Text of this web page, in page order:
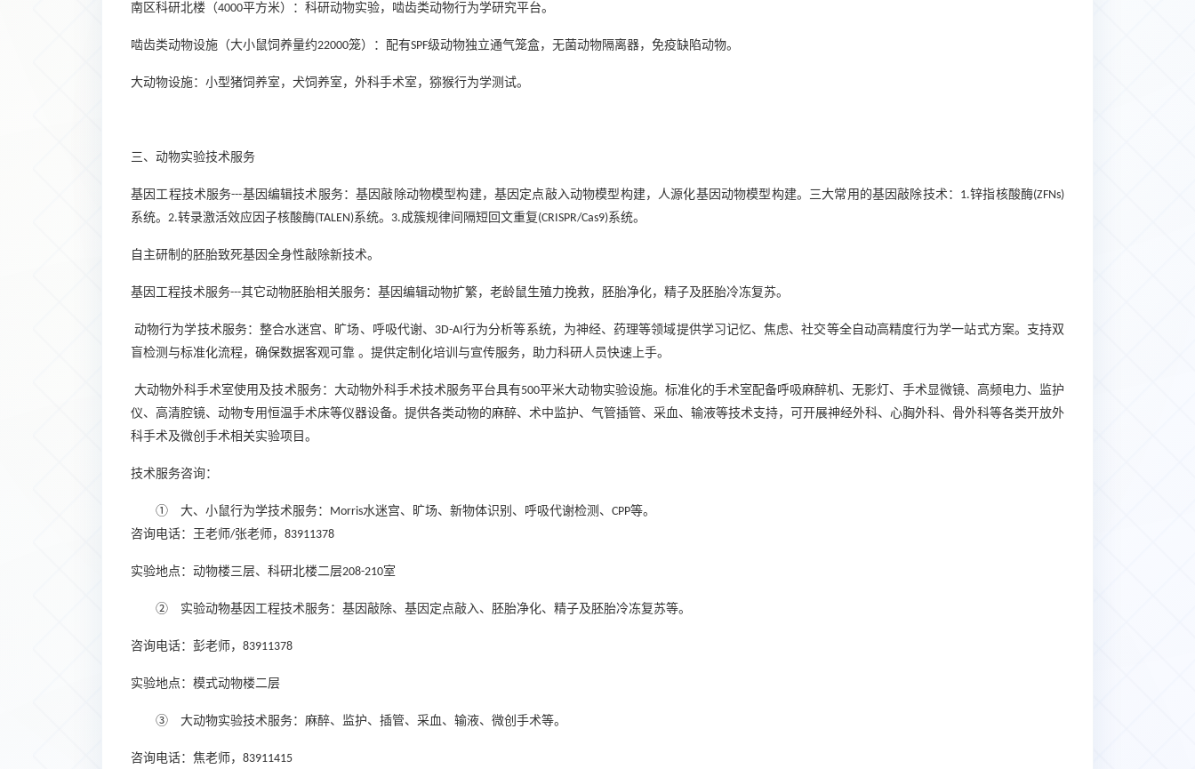
南区科研北楼（4000平方米）：科研动物实验，啮齿类动物行为学研究平台。
啮齿类动物设施（大小鼠饲养量约22000笼）：配有SPF级动物独立通气笼盒，无菌动物隔离器，免疫缺陷动物。
大动物设施：小型猪饲养室，犬饲养室，外科手术室，猕猴行为学测试。
三、动物实验技术服务
基因工程技术服务---基因编辑技术服务：基因敲除动物模型构建，基因定点敲入动物模型构建，人源化基因动物模型构建。三大常用的基因敲除技术： 1.锌指核酸酶(ZFNs)
系统。 2.转录激活效应因子核酸酶(TALEN)系统。 3.成簇规律间隔短回文重复 (CRISPR/Cas9)系统。
自主研制的胚胎致死基因全身性敲除新技术。
基因工程技术服务---其它动物胚胎相关服务：基因编辑动物扩繁，老龄鼠生殖力挽救，胚胎净化，精子及胚胎冷冻复苏。
动物行为学技术服务：整合水迷宫、旷场、呼吸代谢、 3D-AI行为分析等系统，为神经、药理等领域提供学习记忆、焦虑、社交等全自动高精度行为学一站式方案。支持双
盲检测与标准化流程，确保数据客观可靠 。提供定制化培训与宣传服务，助力科研人员快速上手。
大动物外科手术室使用及技术服务：大动物外科手术技术服务平台具有500平米大动物实验设施。标准化的手术室配备呼吸麻醉机、无影灯、手术显微镜、高频电力、监护
仪、高清腔镜、动物专用恒温手术床等仪器设备。提供各类动物的麻醉、术中监护、气管插管、采血、输液等技术支持，可开展神经外科、心胸外科、骨外科等各类开放外
科手术及微创手术相关实验项目。
技术服务咨询：
① 大、小鼠行为学技术服务： Morris水迷宫、旷场、新物体识别、呼吸代谢检测、 CPP等。
咨询电话：王老师/张老师， 83911378
实验地点：动物楼三层、科研北楼二层208-210室
② 实验动物基因工程技术服务：基因敲除、基因定点敲入、胚胎净化、精子及胚胎冷冻复苏等。
咨询电话：彭老师 ， 83911378
实验地点：模式动物楼二层
③ 大动物实验技术服务：麻醉、监护、插管、采血、输液、微创手术等。
咨询电话：焦老师 ， 83911415